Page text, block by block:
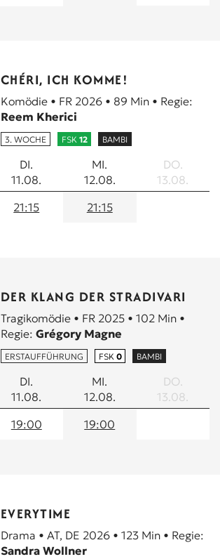
CHÉRI, ICH KOMME!
Komödie • FR 2026 • 89 Min • Regie:
Reem Kherici
3. WOCHE FSK 12 BAMBI
DI.
11.08.
MI.
12.08.
DO.
13.08.
21:15 21:15
DER KLANG DER STRADIVARI
Tragikomödie • FR 2025 • 102 Min •
Regie: Grégory Magne
ERSTAUFFÜHRUNG FSK 0 BAMBI
DI.
11.08.
MI.
12.08.
DO.
13.08.
19:00 19:00
EVERYTIME
Drama • AT, DE 2026 • 123 Min • Regie:
Sandra Wollner